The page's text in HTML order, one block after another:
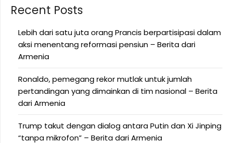
Recent Posts
Lebih dari satu juta orang Prancis berpartisipasi dalam
aksi menentang reformasi pensiun – Berita dari
Armenia
Ronaldo, pemegang rekor mutlak untuk jumlah
pertandingan yang dimainkan di tim nasional – Berita
dari Armenia
Trump takut dengan dialog antara Putin dan Xi Jinping
“tanpa mikrofon” – Berita dari Armenia